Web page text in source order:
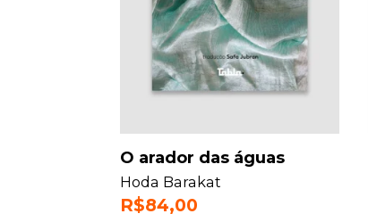
O arador das águas
Hoda Barakat
R$84,00